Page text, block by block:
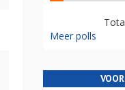
Meer polls